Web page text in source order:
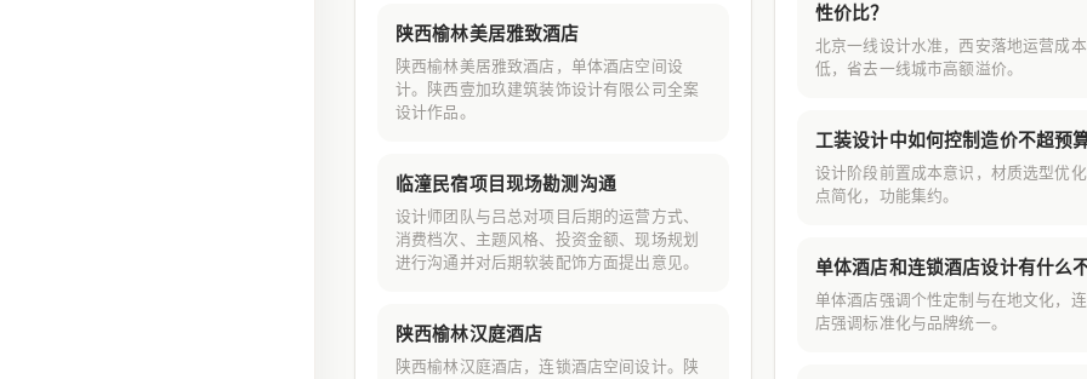
陕西榆林美居雅致酒店
陕西榆林美居雅致酒店，单体酒店空间设
计。陕西壹加玖建筑装饰设计有限公司全案
设计作品。
临潼民宿项目现场勘测沟通
设计师团队与吕总对项目后期的运营方式、
消费档次、主题风格、投资金额、现场规划
进行沟通并对后期软装配饰方面提出意见。
陕西榆林汉庭酒店
陕西榆林汉庭酒店，连锁酒店空间设计。陕
性价比？
北京一线设计水准，西安落地运营成
低，省去一线城市高额溢价。
工装设计中如何控制造价不超预
设计阶段前置成本意识，材质选型优
点简化，功能集约。
单体酒店和连锁酒店设计有什么
单体酒店强调个性定制与在地文化，
店强调标准化与品牌统一。